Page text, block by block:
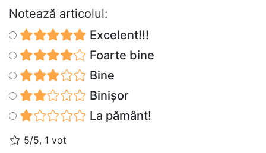
Notează articolul:
Excelent!!!
Foarte bine
Bine
Binișor
La pământ!
5/5, 1 vot